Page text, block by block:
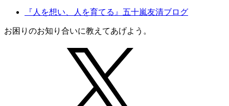
『人を想い、人を育てる』五十嵐友清ブログ
お困りのお知り合いに教えてあげよう。